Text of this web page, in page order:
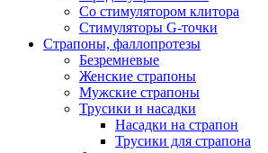
Со стимулятором клитора
Стимуляторы G-точки
Страпоны, фаллопротезы
Безремневые
Женские страпоны
Мужские страпоны
Трусики и насадки
Насадки на страпон
Трусики для страпона